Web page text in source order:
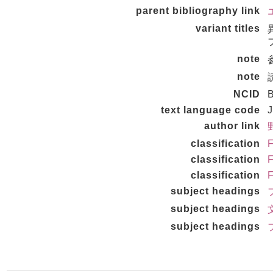
parent bibliography link
variant titles
note
note
NCID
text language code
author link
classification
classification
classification
subject headings
subject headings
subject headings